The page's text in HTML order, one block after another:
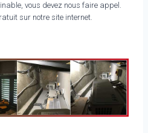
vous devez nous faire appel.
sur notre site internet.